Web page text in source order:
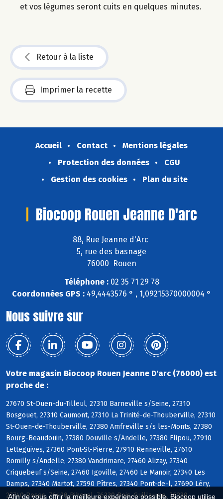
Afin de vous offrir la meilleure expérience possible, Biocoop utilise
et vos légumes seront cuits en quelques minutes.
Retour à la liste
Imprimer la recette
Accueil Contact
Mentions légales
Protection des données
CGU
Gestion des cookies
Plan du site
Biocoop Rouen Jeanne D'arc
88, Rue Jeanne d'Arc
5, rue des basnage
76000 Rouen
Téléphone :02 35 71 29 78
Coordonnées GPS : 49,4443576 ° , 1,09215370000004 °
Nous suivre sur
Votre magasin Biocoop Rouen Jeanne D'arc (76000) est
proche de :
27670 St-Ouen-du-Tilleul, 27310 Barneville s/Seine, 27310
Bosgouet, 27310 Caumont, 27310 La Trinité-de-Thouberville, 27310
St-Ouen-de-Thouberville, 27380 Amfreville s/s les-Monts, 27380
Bourg-Beaudouin, 27380 Douville s/Andelle, 27380 Flipou, 27910
Letteguives, 27360 Pont-St-Pierre, 27910 Renneville, 27610
Romilly s/Andelle, 27380 Vandrimare, 27460 Alizay, 27340
Criquebeuf s/Seine, 27460 Igoville, 27460 Le Manoir, 27340 Les
Damps, 27340 Martot, 27590 Pîtres, 27340 Pont-de-l, 27690 Léry,
27740 Poses, 76420 Bihorel, 76230 Bois-Guillaume, 76230